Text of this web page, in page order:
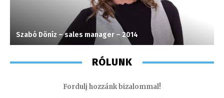
Szabó Döníz – sales manager – 2014
RÓLUNK
Fordulj hozzánk bizalommal!